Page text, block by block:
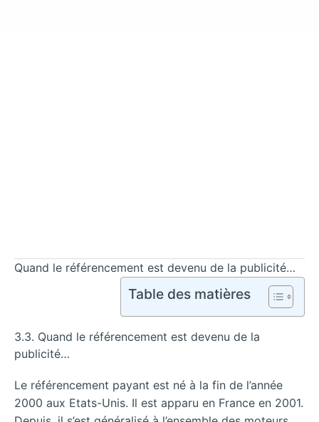
Quand le référencement est devenu de la publicité…
Table des matières
3.3. Quand le référencement est devenu de la
publicité…
Le référencement payant est né à la fin de l’année
2000 aux Etats-Unis. Il est apparu en France en 2001.